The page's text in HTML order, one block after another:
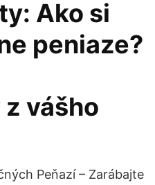
Ako si
peniaze?
vášho
Peňazí – Zarábajte